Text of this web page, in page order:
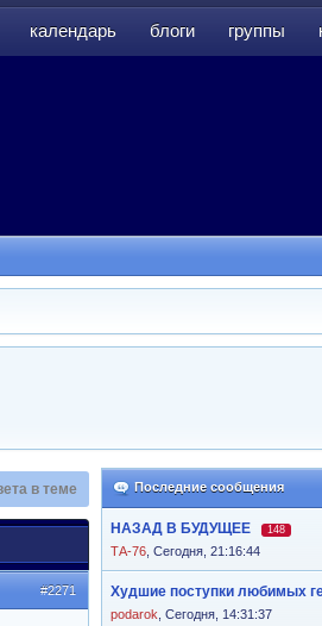
календарь блоги группы
Последние сообщения
НАЗАД В БУДУЩЕЕ 148
ТА-76 Сегодня, 21:16:44
Худшие поступки любимых
podarok Сегодня, 14:31:37
в теме
#2271